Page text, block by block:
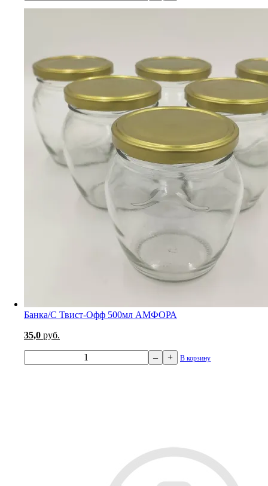
Банка/С Твист-Офф 500мл АМФОРА
35,0 руб.
– + В корзину